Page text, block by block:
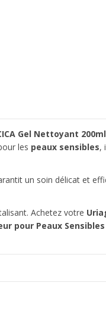
Gel Nettoyant 200ml
les peaux sensibles,
un soin délicat et
Achetez votre
pour Peaux Sensibles